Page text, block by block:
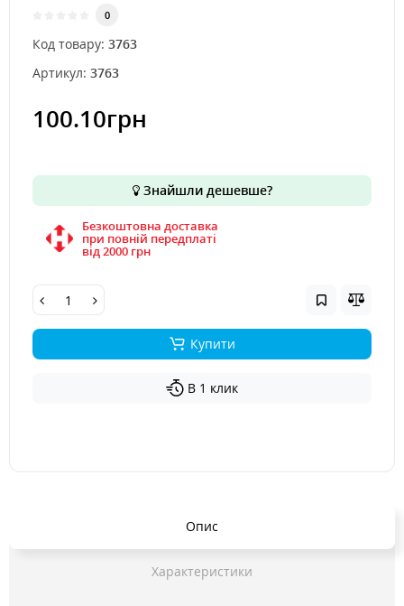
0
Код товару: 3763
Артикул: 3763
100.10грн
Знайшли дешевше?
Безкоштовна доставка
при повній передплаті
вiд 2000 грн
Купити
В 1 клик
Опис
Характеристики